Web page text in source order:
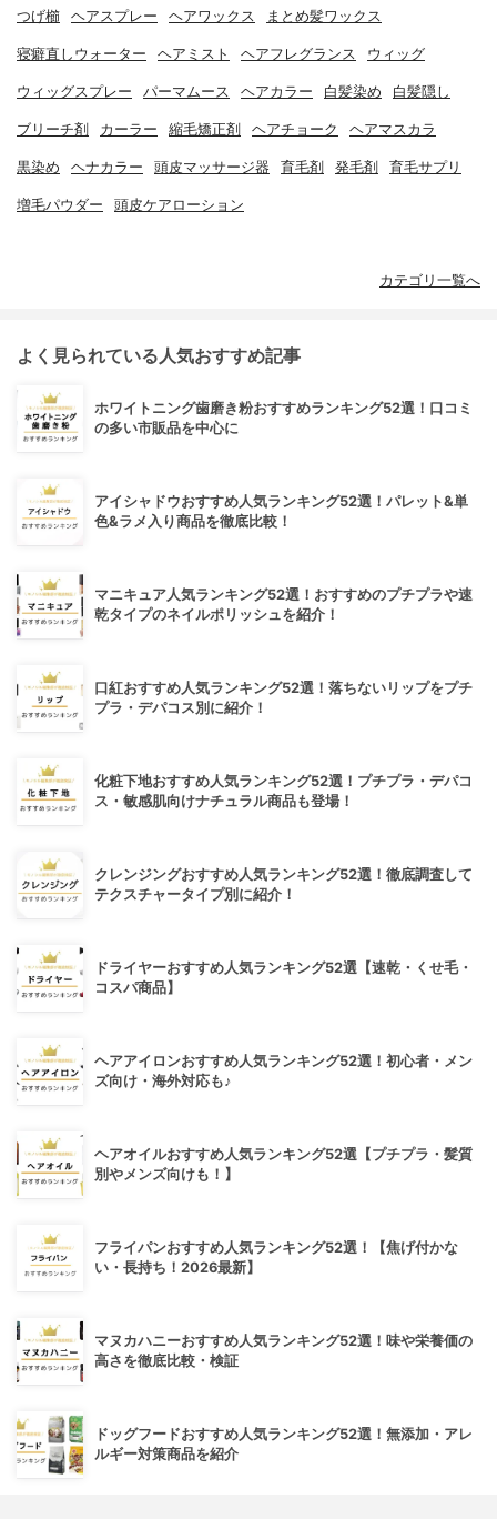
つげ櫛 ヘアスプレー ヘアワックス まとめ髪ワックス
寝癖直しウォーター ヘアミスト ヘアフレグランス ウィッグ
ウィッグスプレー パーマムース ヘアカラー 白髪染め 白髪隠し
ブリーチ剤 カーラー 縮毛矯正剤 ヘアチョーク ヘアマスカラ
黒染め ヘナカラー 頭皮マッサージ器 育毛剤 発毛剤 育毛サプリ
増毛パウダー 頭皮ケアローション
カテゴリ一覧へ
よく見られている人気おすすめ記事
ホワイトニング歯磨き粉おすすめランキング52選！口コミ
の多い市販品を中心に
アイシャドウおすすめ人気ランキング52選！パレット&単
色&ラメ入り商品を徹底比較！
マニキュア人気ランキング52選！おすすめのプチプラや速
乾タイプのネイルポリッシュを紹介！
口紅おすすめ人気ランキング52選！落ちないリップをプチ
プラ・デパコス別に紹介！
化粧下地おすすめ人気ランキング52選！プチプラ・デパコ
ス・敏感肌向けナチュラル商品も登場！
クレンジングおすすめ人気ランキング52選！徹底調査して
テクスチャータイプ別に紹介！
ドライヤーおすすめ人気ランキング52選【速乾・くせ毛・
コスパ商品】
ヘアアイロンおすすめ人気ランキング52選！初心者・メン
ズ向け・海外対応も♪
ヘアオイルおすすめ人気ランキング52選【プチプラ・髪質
別やメンズ向けも！】
フライパンおすすめ人気ランキング52選！【焦げ付かな
い・長持ち！2026最新】
マヌカハニーおすすめ人気ランキング52選！味や栄養価の
高さを徹底比較・検証
ドッグフードおすすめ人気ランキング52選！無添加・アレ
ルギー対策商品を紹介